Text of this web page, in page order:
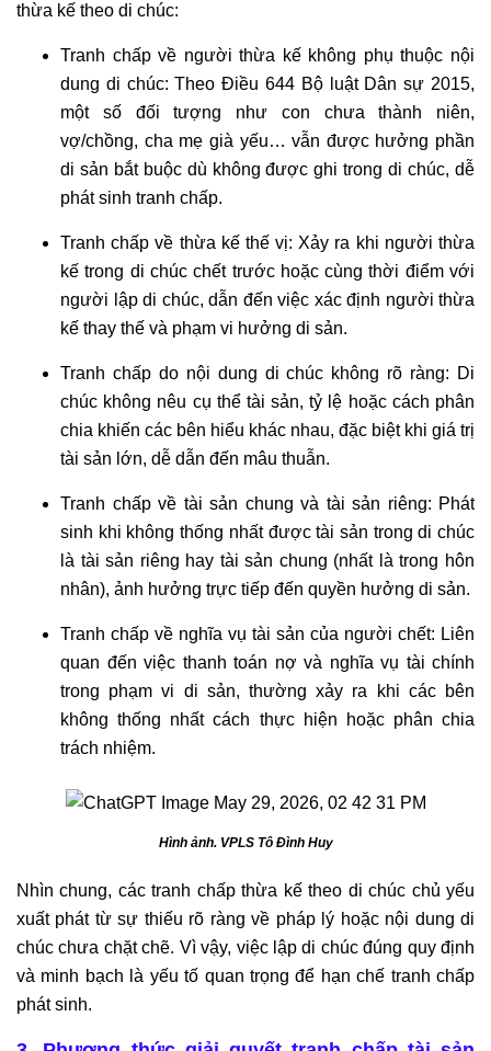
thừa kế theo di chúc:
Tranh chấp về người thừa kế không phụ thuộc nội
dung di chúc: Theo Điều 644 Bộ luật Dân sự 2015,
một số đối tượng như con chưa thành niên,
vợ/chồng, cha mẹ già yếu… vẫn được hưởng phần
di sản bắt buộc dù không được ghi trong di chúc, dễ
phát sinh tranh chấp.
Tranh chấp về thừa kế thế vị: Xảy ra khi người thừa
kế trong di chúc chết trước hoặc cùng thời điểm với
người lập di chúc, dẫn đến việc xác định người thừa
kế thay thế và phạm vi hưởng di sản.
Tranh chấp do nội dung di chúc không rõ ràng: Di
chúc không nêu cụ thể tài sản, tỷ lệ hoặc cách phân
chia khiến các bên hiểu khác nhau, đặc biệt khi giá trị
tài sản lớn, dễ dẫn đến mâu thuẫn.
Tranh chấp về tài sản chung và tài sản riêng: Phát
sinh khi không thống nhất được tài sản trong di chúc
là tài sản riêng hay tài sản chung (nhất là trong hôn
nhân), ảnh hưởng trực tiếp đến quyền hưởng di sản.
Tranh chấp về nghĩa vụ tài sản của người chết: Liên
quan đến việc thanh toán nợ và nghĩa vụ tài chính
trong phạm vi di sản, thường xảy ra khi các bên
không thống nhất cách thực hiện hoặc phân chia
trách nhiệm.
Hình ảnh. VPLS Tô Đình Huy
Nhìn chung, các tranh chấp thừa kế theo di chúc chủ yếu
xuất phát từ sự thiếu rõ ràng về pháp lý hoặc nội dung di
chúc chưa chặt chẽ. Vì vậy, việc lập di chúc đúng quy định
và minh bạch là yếu tố quan trọng để hạn chế tranh chấp
phát sinh.